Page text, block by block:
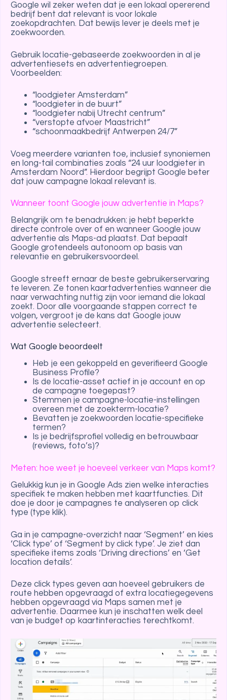
Google wil zeker weten dat je een lokaal opererend
bedrijf bent dat relevant is voor lokale
zoekopdrachten. Dat bewijs lever je deels met je
zoekwoorden.
Gebruik locatie-gebaseerde zoekwoorden in al je
advertentiesets en advertentiegroepen.
Voorbeelden:
“loodgieter Amsterdam”
“loodgieter in de buurt”
“loodgieter nabij Utrecht centrum”
“verstopte afvoer Maastricht”
“schoonmaakbedrijf Antwerpen 24/7”
Voeg meerdere varianten toe, inclusief synoniemen
en long-tail combinaties zoals “24 uur loodgieter in
Amsterdam Noord”. Hierdoor begrijpt Google beter
dat jouw campagne lokaal relevant is.
Wanneer toont Google jouw advertentie in Maps?
Belangrijk om te benadrukken: je hebt beperkte
directe controle over of en wanneer Google jouw
advertentie als Maps-ad plaatst. Dat bepaalt
Google grotendeels autonoom op basis van
relevantie en gebruikersvoordeel.
Google streeft ernaar de beste gebruikerservaring
te leveren. Ze tonen kaartadvertenties wanneer die
naar verwachting nuttig zijn voor iemand die lokaal
zoekt. Door alle voorgaande stappen correct te
volgen, vergroot je de kans dat Google jouw
advertentie selecteert.
Wat Google beoordeelt
Heb je een gekoppeld en geverifieerd Google
Business Profile?
Is de locatie-asset actief in je account en op
de campagne toegepast?
Stemmen je campagne-locatie-instellingen
overeen met de zoekterm-locatie?
Bevatten je zoekwoorden locatie-specifieke
termen?
Is je bedrijfsprofiel volledig en betrouwbaar
(reviews, foto’s)?
Meten: hoe weet je hoeveel verkeer van Maps komt?
Gelukkig kun je in Google Ads zien welke interacties
specifiek te maken hebben met kaartfuncties. Dit
doe je door je campagnes te analyseren op click
type (type klik).
Ga in je campagne-overzicht naar ‘Segment’ en kies
‘Click type’ of ‘Segment by click type’. Je ziet dan
specifieke items zoals ‘Driving directions’ en ‘Get
location details’.
Deze click types geven aan hoeveel gebruikers de
route hebben opgevraagd of extra locatiegegevens
hebben opgevraagd via Maps samen met je
advertentie. Daarmee kun je inschatten welk deel
van je budget op kaartinteracties terechtkomt.